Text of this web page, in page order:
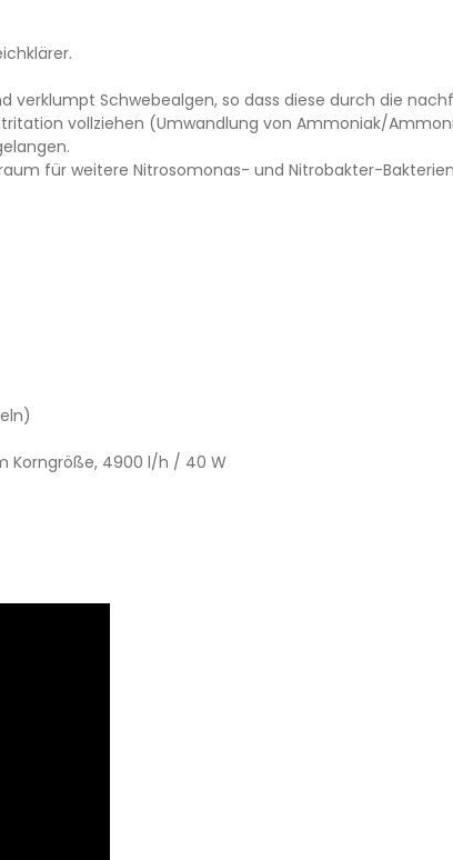
verklumpt Schwebealgen, so dass diese durch die
vollziehen (Umwandlung von Ammoniak/
für weitere Nitrosomonas- und Nitrobakter-
Korngröße, 4900 l/h / 40 W